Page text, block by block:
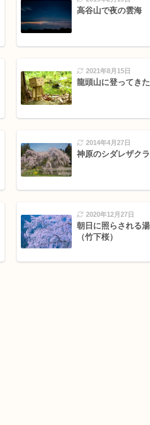
高谷山で夜の雲海
2021年8月15日
龍頭山に登ってきた
2014年4月27日
神原のシダレザクラ
2020年12月27日
朝日に照らされる
（竹下桜）